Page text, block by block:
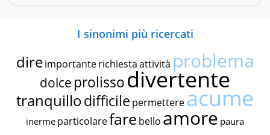
I sinonimi più ricercati
dire importante richiestaattività problema
dolce prolissodivertente
tranquillodifficile permettereacume
inerme particolarefare bello amore paura